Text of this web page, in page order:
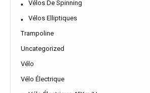
Vélos De Spinning
Vélos Elliptiques
Trampoline
Uncategorized
Vélo
Vélo Électrique